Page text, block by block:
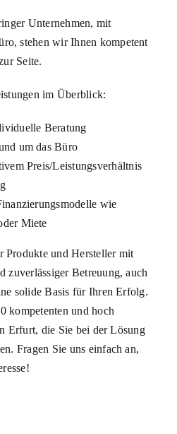
Unternehmen, mit
stehen wir Ihnen kompetent
Seite.
im Überblick:
Beratung
um das Büro
Preis/Leistungsverhältnis
wie
Miete
Produkte und Hersteller mit
zuverlässiger Betreuung, auch
solide Basis für Ihren Erfolg.
kompetenten und hoch
Erfurt, die Sie bei der Lösung
Fragen Sie uns einfach an,